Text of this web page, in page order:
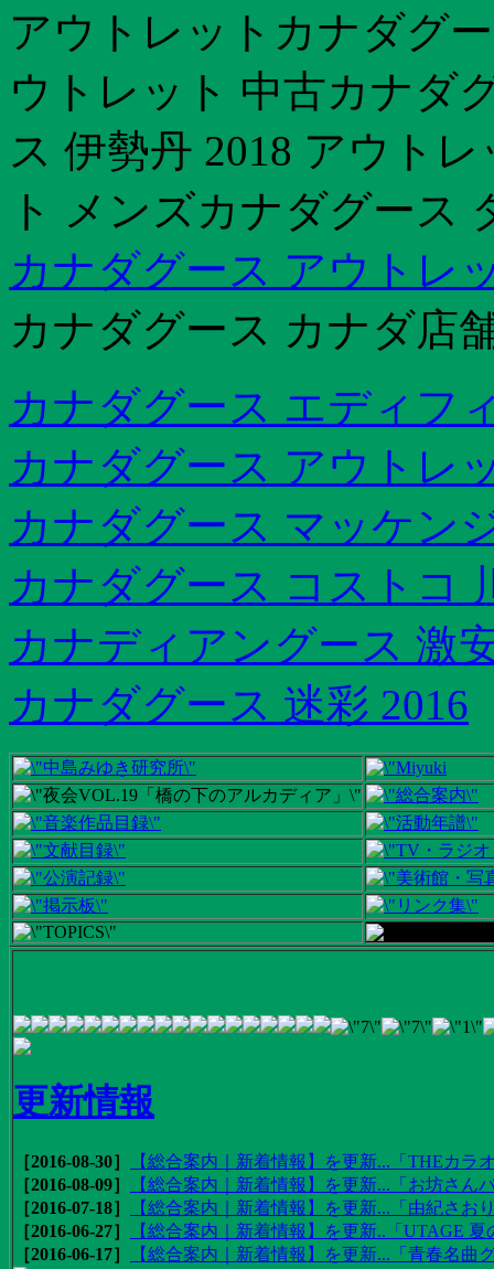
アウトレットカナダグ
ウトレット 中古カナダ
ス 伊勢丹 2018 アウト
ト メンズカナダグース
カナダグース アウトレ
カナダグース カナダ店
カナダグース エディフ
カナダグース アウトレ
カナダグース マッケン
カナダグース コストコ
カナディアングース 激
カナダグース 迷彩 2016
更新情報
［2016-08-30］
【総合案内｜新着情報】を更新...「THEカ
［2016-08-09］
【総合案内｜新着情報】を更新...「お坊さ
［2016-07-18］
【総合案内｜新着情報】を更新...「由紀さお
［2016-06-27］
【総合案内｜新着情報】を更新..「UTAGE
［2016-06-17］
【総合案内｜新着情報】を更新...「青春名